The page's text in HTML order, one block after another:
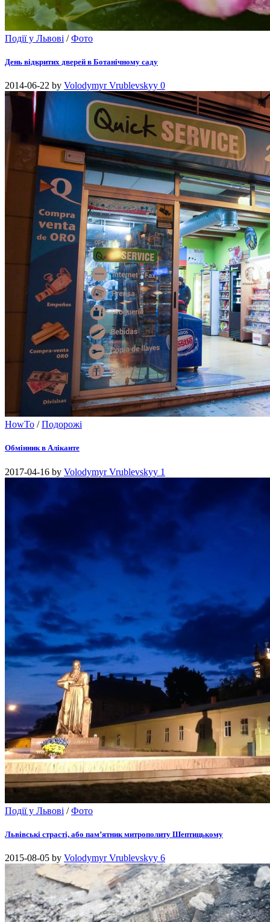
Події у Львові /Фото
День відкритих дверей в Ботанічному саду
2014-06-22 by Volodymyr Vrublevskyy 0
HowTo /Подорожі
Обмінник в Аліканте
2017-04-16 by Volodymyr Vrublevskyy 1
Події у Львові /Фото
Львівські страсті, або пам’ятник митрополиту Шептицькому
2015-08-05 by Volodymyr Vrublevskyy 6